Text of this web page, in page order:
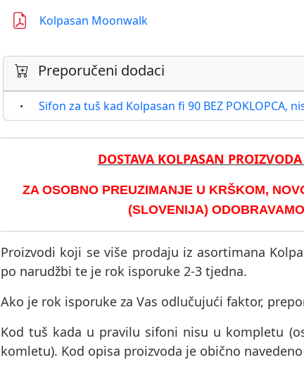
Kolpasan Moonwalk
Preporučeni dodaci
Sifon za tuš kad Kolpasan fi 90 BEZ POKLOPCA,
DOSTAVA KOLPASAN
ZA OSOBNO PREUZIMANJE U KRŠKOM,
(SLOVENIJA)
Proizvodi koji se više prodaju iz asortimana
po narudžbi te je rok isporuke 2-3 tjedna.
Ako je rok isporuke za Vas odlučujući faktor,
Kod tuš kada u pravilu sifoni nisu u kompletu
komletu). Kod opisa proizvoda je obično